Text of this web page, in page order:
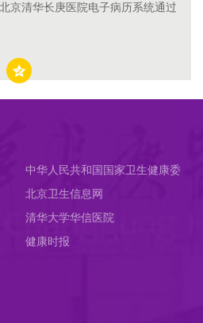
京清华长庚医院电子病历系统通过
中华人民共和国国家卫生健康委
员会
北京卫生信息网
清华大学华信医院
健康时报